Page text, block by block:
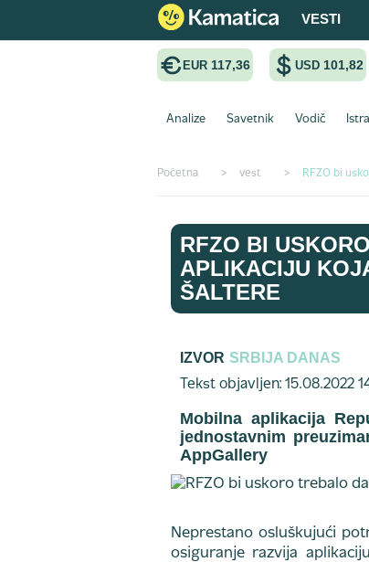
VESTI
EUR 117,36 USD 101,82
Analize Savetnik Vodič
Početna > vest > RFZO bi
RFZO BI
APLIKACIJU
ŠALTERE
IZVOR SRBIJA DANAS
Tekst objavljen: 15.08.2022
Mobilna aplikacija
jednostavnim
AppGallery
Neprestano osluškujući
osiguranje razvija